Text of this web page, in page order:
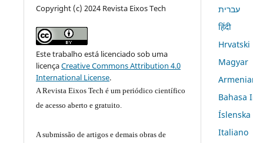
Copyright (c) 2024 Revista Eixos Tech
Este trabalho está licenciado sob uma
licençaCreative Commons Attribution 4.0
International License.
A Revista Eixos Tech é um periódico científico
de acesso aberto e gratuito.
A submissão de artigos e demais obras de
עברית
हिंदी
Hrvatski
Magyar
Bahasa
Íslenska
Italiano